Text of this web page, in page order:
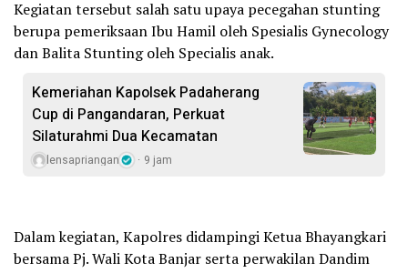
Kegiatan tersebut salah satu upaya pecegahan stunting
berupa pemeriksaan Ibu Hamil oleh Spesialis Gynecology
dan Balita Stunting oleh Specialis anak.
Kemeriahan Kapolsek Padaherang
Cup di Pangandaran, Perkuat
Silaturahmi Dua Kecamatan
lensapriangan 9 jam
Dalam kegiatan, Kapolres didampingi Ketua Bhayangkari
bersama Pj. Wali Kota Banjar serta perwakilan Dandim